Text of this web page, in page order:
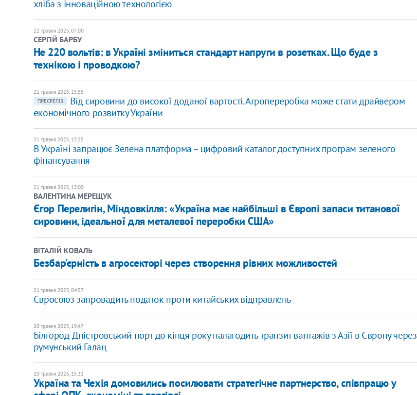
хліба з інноваційною технологією
22 травня 2025, 07:00
СЕРГІЙ БАРБУ
Не 220 вольтів: в Україні зміниться стандарт напруги в розетках. Що буде з
технікою і проводкою?
21 травня 2025, 15:55
ПРЕСРЕЛІЗ
Від сировини до високої доданої вартості. Агропереробка може стати драйвером
економічного розвитку України
21 травня 2025, 15:25
В Україні запрацює Зелена платформа – цифровий каталог доступних програм зеленого
фінансування
21 травня 2025, 13:00
ВАЛЕНТИНА МЕРЕЩУК
Єгор Перелигін, Міндовкілля: «Україна має найбільші в Європі запаси титанової
сировини, ідеальної для металевої переробки США»
ВІТАЛІЙ КОВАЛЬ
Безбар'єрність в агросекторі через створення рівних можливостей
21 травня 2025, 04:57
Євросоюз запровадить податок проти китайських відправлень
20 травня 2025, 19:47
Білгород-Дністровський порт до кінця року налагодить транзит вантажів з Азії в Європу через
румунський Галац
20 травня 2025, 15:31
Україна та Чехія домовились посилювати стратегічне партнерство, співпрацю у